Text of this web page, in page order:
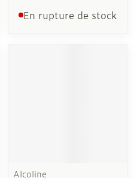
En rupture de stock
Alcoline